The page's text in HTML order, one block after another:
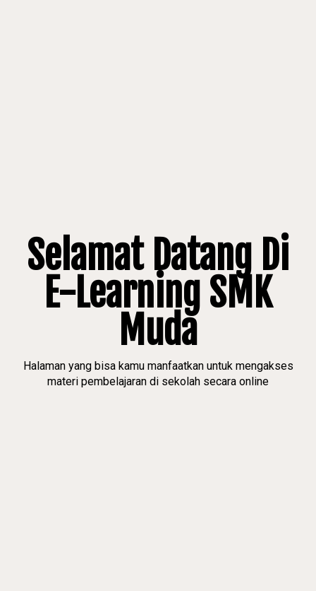
Selamat Datang Di
E-Learning SMK
Muda
Halaman yang bisa kamu manfaatkan untuk mengakses
materi pembelajaran di sekolah secara online